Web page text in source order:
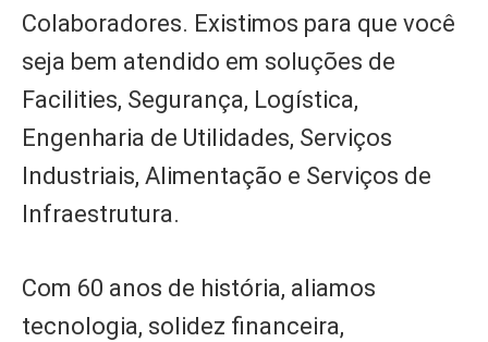
Colaboradores. Existimos para que você
seja bem atendido em soluções de
Facilities, Segurança, Logística,
Engenharia de Utilidades, Serviços
Industriais, Alimentação e Serviços de
Infraestrutura.
Com 60 anos de história, aliamos
tecnologia, solidez financeira,